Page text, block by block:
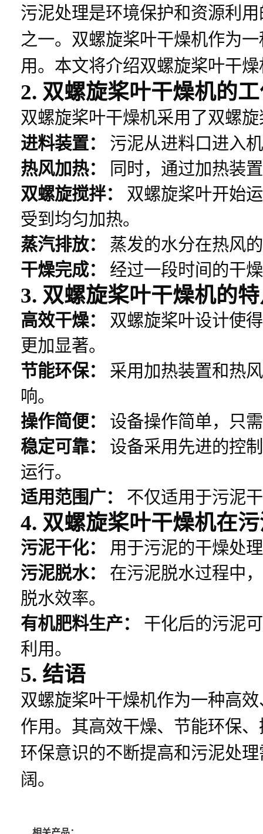
污泥处理是环境保护和资源利
之一。双螺旋桨叶干燥机作为
用。本文将介绍双螺旋桨叶干
2. 双螺旋桨叶干燥机的
双螺旋桨叶干燥机采用了双螺
进料装置：
污泥从进料口进入
热风加热：
同时，通过加热装
双螺旋搅拌：
双螺旋桨叶开始
受到均匀加热。
蒸汽排放：
蒸发的水分在热风
干燥完成：
经过一段时间的干
3. 双螺旋桨叶干燥机的
高效干燥：
双螺旋桨叶设计使
更加显著。
节能环保：
采用加热装置和热
响。
操作简便：
设备操作简单，只
稳定可靠：
设备采用先进的控
运行。
适用范围广：
不仅适用于污泥
4. 双螺旋桨叶干燥机在
污泥干化：
用于污泥的干燥处
污泥脱水：
在污泥脱水过程中
脱水效率。
有机肥料生产：
干化后的污泥
利用。
5. 结语
双螺旋桨叶干燥机作为一种高
作用。其高效干燥、节能环保
环保意识的不断提高和污泥处
阔。